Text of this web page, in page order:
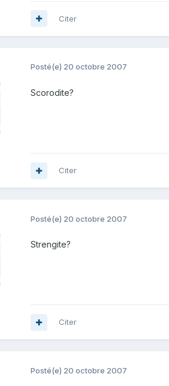
Citer
Posté(e) 20 octobre 2007
Scorodite?
Citer
Posté(e) 20 octobre 2007
Strengite?
Citer
Posté(e) 20 octobre 2007